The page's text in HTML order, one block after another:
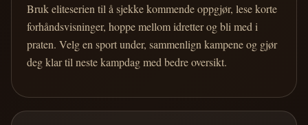
Bruk eliteserien til å sjekke kommende oppgjør, lese korte
forhåndsvisninger, hoppe mellom idretter og bli med i
praten. Velg en sport under, sammenlign kampene og gjør
deg klar til neste kampdag med bedre oversikt.